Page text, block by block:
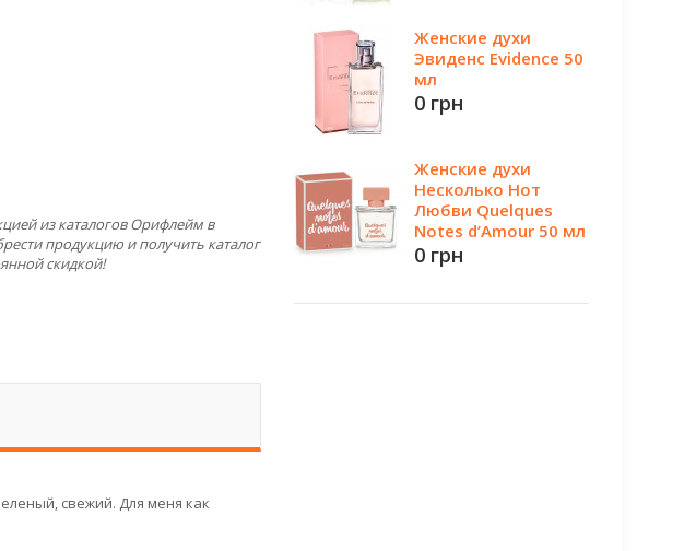
из каталогов Орифлейм в
продукцию и получить каталог
скидкой!
свежий. Для меня как
Женские духи
Эвиденс Evidence 50
мл
0 грн
Женские духи
Несколько Нот
Любви Quelques
Notes d’Amour 50 мл
0 грн